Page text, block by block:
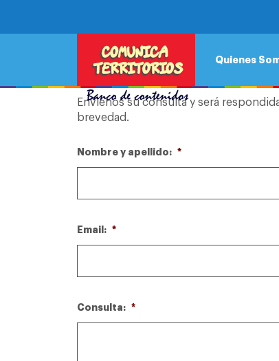
Quienes
CONTACTO
Envienos su consulta y será
brevedad.
Nombre y apellido: *
Email: *
Consulta: *